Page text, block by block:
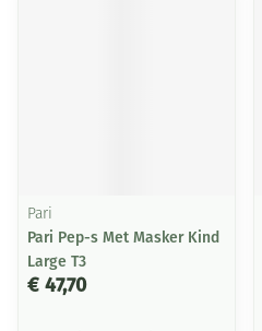
Pari
Pari Pep-s Met Masker Kind
Large T3
€ 47,70